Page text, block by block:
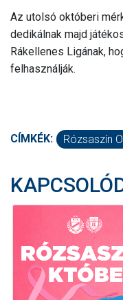
Az utolsó októberi
dedikálnak majd
Rákellenes Ligának,
felhasználják.
CÍMKÉK: Rózsaszín